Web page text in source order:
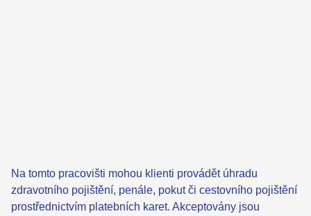
Na tomto pracovišti mohou klienti provádět úhradu
zdravotního pojištění, penále, pokut či cestovního pojištění
prostřednictvím platebních karet. Akceptovány jsou